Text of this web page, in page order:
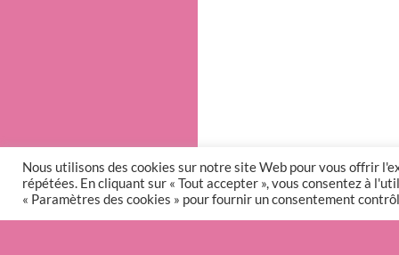
Nous utilisons des cookies sur notre site Web pour vous offrir
répétées. En cliquant sur « Tout accepter », vous consentez à
« Paramètres des cookies » pour fournir un consentement